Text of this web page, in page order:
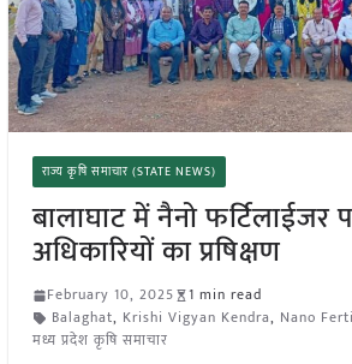
राज्य कृषि समाचार (STATE NEWS)
बालाघाट में नैनो फर्टिलाईजर
अधिकारियों का प्रषिक्षण
February 10, 2025
1 min read
Balaghat, Krishi Vigyan Kendra, Nano
मध्य प्रदेश कृषि समाचार